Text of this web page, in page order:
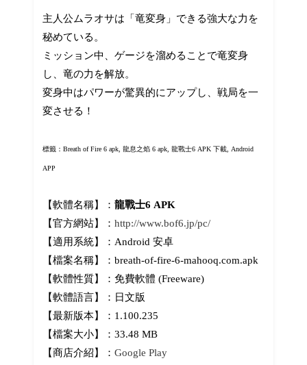
主人公ムラオサは「竜変身」できる強大な力を
秘めている。
ミッション中、ゲージを溜めることで竜変身
し、竜の力を解放。
変身中はパワーが驚異的にアップし、戦局を一
変させる！
標籤：Breath of Fire 6 apk, 龍息之焰 6 apk, 龍戰士6 APK 下載, Android
APP
【軟體名稱】： 龍戰士6 APK
【官方網站】： http://www.bof6.jp/pc/
【適用系統】：Android 安卓
【檔案名稱】：breath-of-fire-6-mahooq.com.apk
【軟體性質】：免費軟體 (Freeware)
【軟體語言】：日文版
【最新版本】：1.100.235
【檔案大小】：33.48 MB
【商店介紹】： Google Play